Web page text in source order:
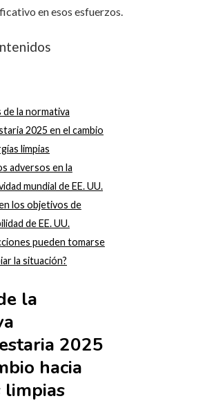
en esos esfuerzos.
la normativa
2025 en el cambio
limpias
adversos en la
mundial de EE. UU.
los objetivos de
de EE. UU.
pueden tomarse
la situación?
la
2025
hacia
limpias